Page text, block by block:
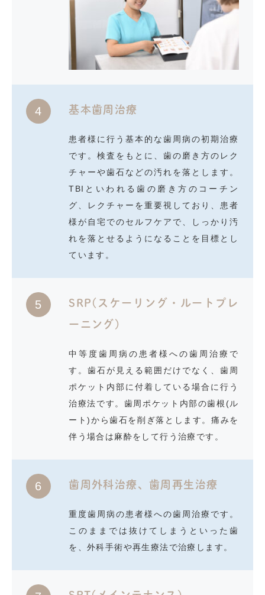
4 基本歯周治療
患者様に行う基本的な歯周病の初期治療
です。検査をもとに、歯の磨き方のレク
チャーや歯石などの汚れを落とします。
TBIといわれる歯の磨き方のコーチン
グ、レクチャーを重要視しており、患者
様が自宅でのセルフケアで、しっかり汚
れを落とせるようになることを目標とし
ています。
5
SRP(スケーリング・ルートプレ
ーニング)
中等度歯周病の患者様への歯周治療で
す。歯石が見える範囲だけでなく、歯周
ポケット内部に付着している場合に行う
治療法です。歯周ポケット内部の歯根(ル
ート)から歯石を削ぎ落とします。痛みを
伴う場合は麻酔をして行う治療です。
6 歯周外科治療、歯周再生治療
重度歯周病の患者様への歯周治療です。
このままでは抜けてしまうといった歯
を、外科手術や再生療法で治療します。